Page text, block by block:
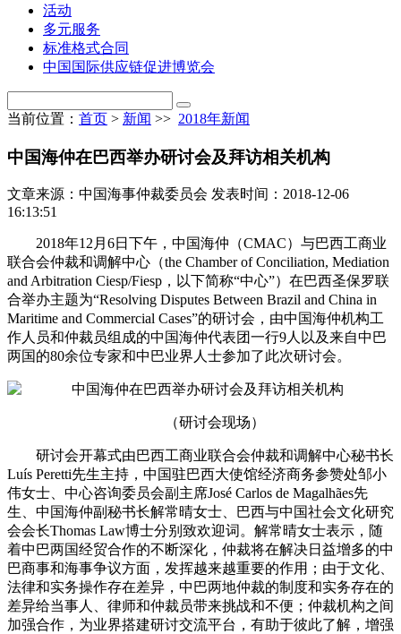
活动
多元服务
标准格式合同
中国国际供应链促进博览会
当前位置： 首页 > 新闻 >> 2018年新闻
中国海仲在巴西举办研讨会及拜访相关机构
文章来源：中国海事仲裁委员会 发表时间：2018-12-06
16:13:51
2018年12月6日下午，中国海仲（CMAC）与巴西工商业
联合会仲裁和调解中心（the Chamber of Conciliation, Mediation
and Arbitration Ciesp/Fiesp，以下简称“中心”）在巴西圣保罗联
合举办主题为“Resolving Disputes Between Brazil and China in
Maritime and Commercial Cases”的研讨会，由中国海仲机构工
作人员和仲裁员组成的中国海仲代表团一行9人以及来自中巴
两国的80余位专家和中巴业界人士参加了此次研讨会。
（研讨会现场）
研讨会开幕式由巴西工商业联合会仲裁和调解中心秘书长
Luís Peretti先生主持，中国驻巴西大使馆经济商务参赞处邹小
伟女士、中心咨询委员会副主席José Carlos de Magalhães先
生、中国海仲副秘书长解常晴女士、巴西与中国社会文化研究
会会长Thomas Law博士分别致欢迎词。解常晴女士表示，随
着中巴两国经贸合作的不断深化，仲裁将在解决日益增多的中
巴商事和海事争议方面，发挥越来越重要的作用；由于文化、
法律和实务操作存在差异，中巴两地仲裁的制度和实务存在的
差异给当事人、律师和仲裁员带来挑战和不便；仲裁机构之间
加强合作，为业界搭建研讨交流平台，有助于彼此了解，增强